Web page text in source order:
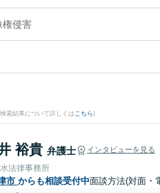
権侵害
索結果について詳しくは こちら)
裕貴 弁護士 インタビューを見る
法律事務所
市 からも相談受付中面談方法(対面・